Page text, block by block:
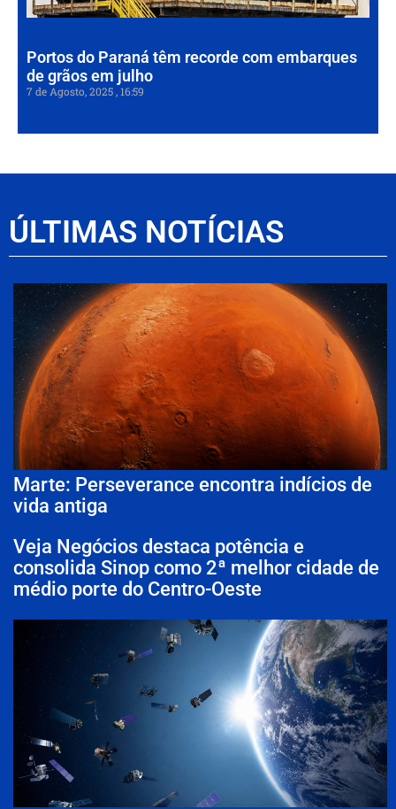
Portos do Paraná têm recorde com embarques
de grãos em julho
7 de Agosto, 2025 16:59
ÚLTIMAS NOTÍCIAS
Marte: Perseverance encontra indícios de
vida antiga
Veja Negócios destaca potência e
consolida Sinop como 2ª melhor cidade de
médio porte do Centro-Oeste